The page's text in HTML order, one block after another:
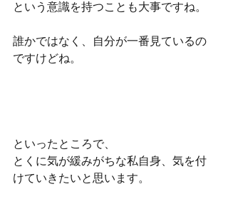
という意識を持つことも大事ですね。
誰かではなく、自分が一番見ているの
ですけどね。
といったところで、
とくに気が緩みがちな私自身、気を付
けていきたいと思います。